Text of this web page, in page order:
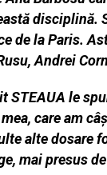
de la Paris.
Andrei
STEAUA le
care am
alte dosare
mai presus